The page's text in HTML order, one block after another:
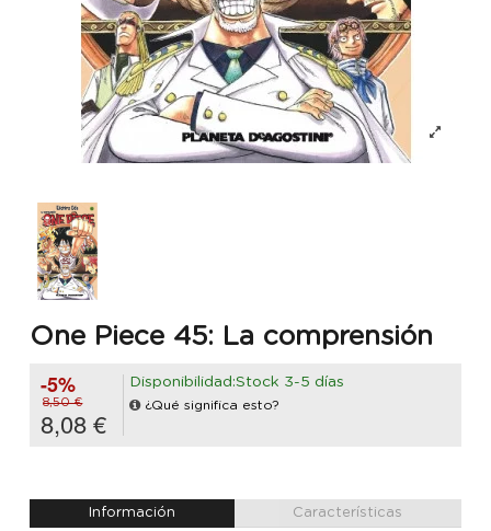
One Piece 45: La comprensión
-5%
8,50 €
8,08 €
Disponibilidad:Stock 3-5 días
¿Qué significa esto?
Información Características